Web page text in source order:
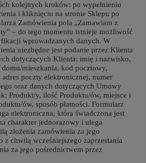
kolejnych kroków: po wypełnieniu
i kliknięciu na stronie Sklepu po
Zamówienia pola „Zamawiam z
– do tego momentu istnieje możliwość
wprowadzanych danych. W
niezbędne jest podanie przez Klienta
dotyczących Klienta: imię i nazwisko,
mieszkania, kod pocztowy,
poczty elektronicznej, numer
oraz danych dotyczących Umowy
Produkt/y, ilość Produktu/ów, miejsce i
ów, sposób płatności. Formularz
elektroniczna, która świadczona jest
charakter jednorazowy i ulega
złożenia zamówienia za jego
z chwilą wcześniejszego zaprzestania
za jego pośrednictwem przez